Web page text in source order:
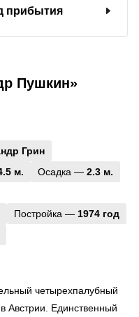
прибытия
Пушкин»
Грин
м. Осадка — 2.3 м.
Постройка — 1974 год
четырехпалубный
Австрии. Единственный